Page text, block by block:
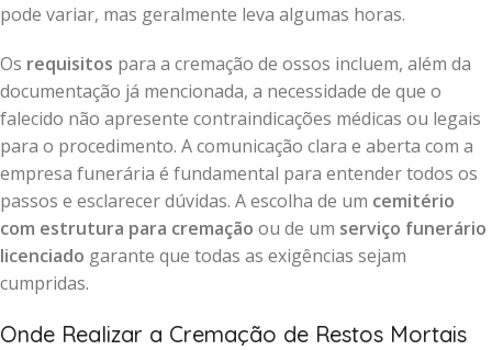
pode variar, mas geralmente leva algumas horas.
Os requisitos para a cremação de ossos incluem, além da
documentação já mencionada, a necessidade de que o
falecido não apresente contraindicações médicas ou legais
para o procedimento. A comunicação clara e aberta com a
empresa funerária é fundamental para entender todos os
passos e esclarecer dúvidas. A escolha de um cemitério
com estrutura para cremação ou de um serviço funerário
licenciado garante que todas as exigências sejam
cumpridas.
Onde Realizar a Cremação de Restos Mortais